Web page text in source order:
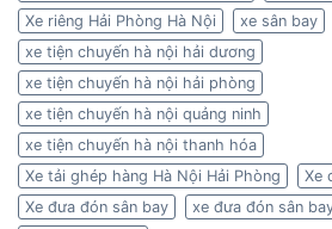
Xe riêng Hải Phòng Hà Nội
xe sân bay
xe tiện chuyến hà nội hải dương
xe tiện chuyến hà nội hải phòng
xe tiện chuyến hà nội quảng ninh
xe tiện chuyến hà nội thanh hóa
Xe tải ghép hàng Hà Nội Hải Phòng
Xe
Xe đưa đón sân bay
xe đưa đón sân